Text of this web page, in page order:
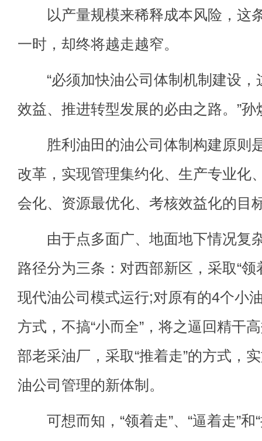
以产量规模来稀释成本风险，这
一时，却终将越走越窄。
“必须加快油公司体制机制建设，
效益、推进转型发展的必由之路。”孙
胜利油田的油公司体制构建原则是
改革，实现管理集约化、生产专业化
会化、资源最优化、考核效益化的目
由于点多面广、地面地下情况复
路径分为三条：对西部新区，采取“
现代油公司模式运行;对原有的4个小
方式，不搞“小而全”，将之逼回精干
部老采油厂，采取“推着走”的方式，
油公司管理的新体制。
可想而知，“领着走”、“逼着走”和